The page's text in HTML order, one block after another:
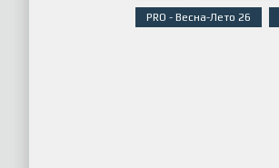
PRO - Весна-Лето 26